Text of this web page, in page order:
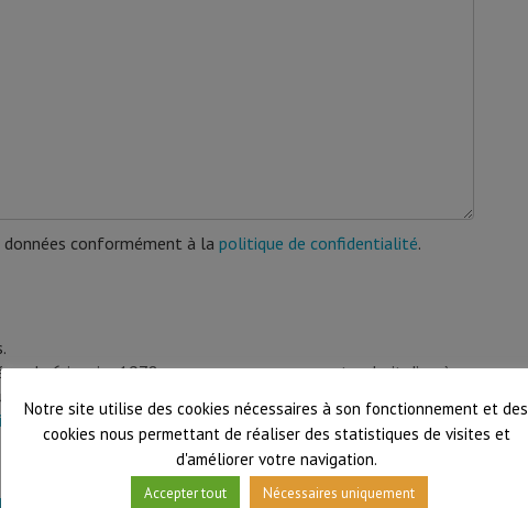
données conformément à la politique de confidentialité.
du 6 janvier 1978, vous pouvez exercer votre droit d’accès,
Vous pouvez exercer ce droit en nous envoyant un
de confidentialitépour en savoir plus.
Notre site utilise des cookies nécessaires à son fonctionnement et des
cookies nous permettant de réaliser des statistiques de visites et
d'améliorer votre navigation.
Accepter tout Nécessaires uniquement